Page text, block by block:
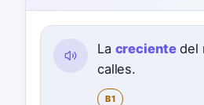
La crecientedel
calles.
B1